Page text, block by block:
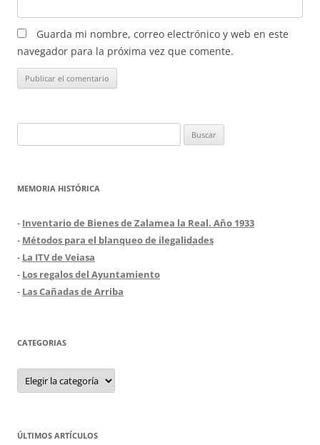
Guarda mi nombre, correo electrónico y web en este
navegador para la próxima vez que comente.
MEMORIA HISTÓRICA
- Inventario de Bienes de Zalamea la Real. Año 1933
- Métodos para el blanqueo de ilegalidades
- La ITV de Veiasa
- Los regalos del Ayuntamiento
- Las Cañadas de Arriba
CATEGORIAS
Categorias
ÚLTIMOS ARTÍCULOS